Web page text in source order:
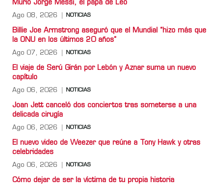
Murió Jorge Messi, el papá de Leo
Ago 08, 2026 NOTICIAS
Billie Joe Armstrong aseguró que el Mundial “hizo más que
la ONU en los últimos 20 años”
Ago 07, 2026 NOTICIAS
El viaje de Serú Girán por Lebón y Aznar suma un nuevo
capítulo
Ago 06, 2026 NOTICIAS
Joan Jett canceló dos conciertos tras someterse a una
delicada cirugía
Ago 06, 2026 NOTICIAS
El nuevo video de Weezer que reúne a Tony Hawk y otras
celebridades
Ago 06, 2026 NOTICIAS
Cómo dejar de ser la víctima de tu propia historia